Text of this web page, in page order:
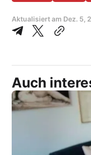
Aktualisiert am Dez. 5,
Auch